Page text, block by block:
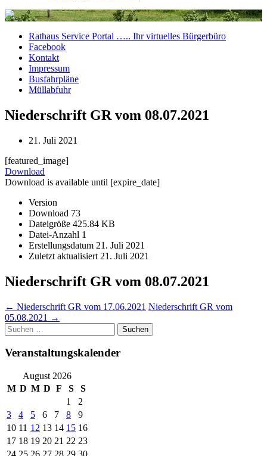
Rathaus Service Portal ….. Ihr virtuelles Bürgerbüro
Facebook
Kontakt
Impressum
Busfahrpläne
Müllabfuhr
Niederschrift GR vom 08.07.2021
21. Juli 2021
[featured_image]
Download
Download is available until [expire_date]
Version
Download 73
Dateigröße 425.84 KB
Datei-Anzahl 1
Erstellungsdatum 21. Juli 2021
Zuletzt aktualisiert 21. Juli 2021
Niederschrift GR vom 08.07.2021
Post
navigation
← Niederschrift GR vom 17.06.2021 Niederschrift GR vom
05.08.2021 →
Suchen
nach:
Veranstaltungskalender
August 2026
M D M D F S
S
1
2
3
4 5 6 7 8
9
10 11 12 13 14 15 16
17 18 19 20 21 22 23
24 25 26 27 28 29 30